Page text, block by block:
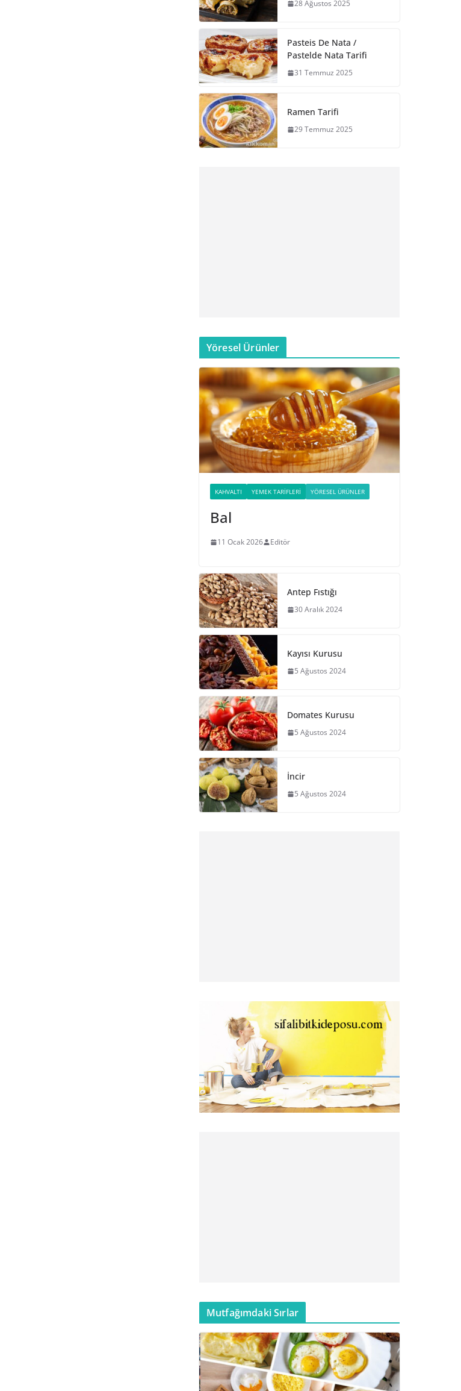
28 Ağustos 2025
Pasteis De Nata /
Pastelde Nata Tarifi
31 Temmuz 2025
Ramen Tarifi
29 Temmuz 2025
Yöresel Ürünler
KAHVALTI YEMEK TARIFLERI YÖRESEL ÜRÜNLER
Bal
11 Ocak 2026 Editör
Antep Fıstığı
30 Aralık 2024
Kayısı Kurusu
5 Ağustos 2024
Domates Kurusu
5 Ağustos 2024
İncir
5 Ağustos 2024
Mutfağımdaki Sırlar